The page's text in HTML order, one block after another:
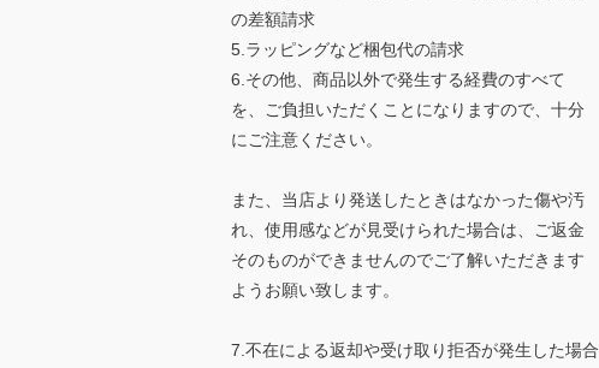
の差額請求
5.ラッピングなど梱包代の請求
6.その他、商品以外で発生する経費のすべて
を、ご負担いただくことになりますので、十分
にご注意ください。
また、当店より発送したときはなかった傷や汚
れ、使用感などが見受けられた場合は、ご返金
そのものができませんのでご了解いただきます
ようお願い致します。
7.不在による返却や受け取り拒否が発生した場合